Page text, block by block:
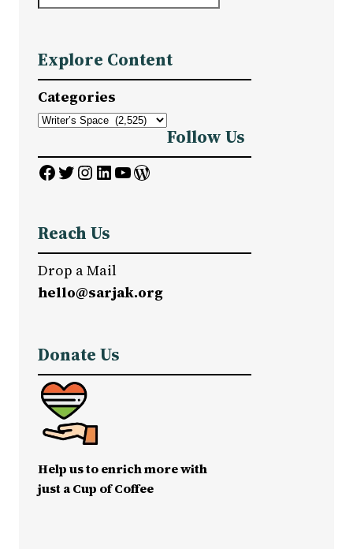
r
c
h
Explore Content
Categories
Follow Us
Facebook Twitter InstagramLinkedIn YouTube WordPress
Reach Us
Drop a Mail
hello@sarjak.org
Donate Us
Help us to enrich more with
just a Cup of Coffee